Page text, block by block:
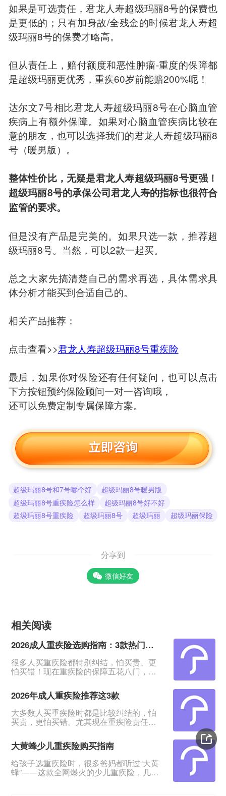
如果是可选责任，君龙人寿超级玛丽8号的保费也
是更低的；只有加身故/全残金的时候君龙人寿超
级玛丽8号的保费才略高。
但从责任上，赔付额度和恶性肿瘤-重度的保障都
是超级玛丽更优秀，重疾60岁前能赔200%呢！
达尔文7号相比君龙人寿超级玛丽8号在心脑血管
疾病上有额外保障。如果对心脑血管疾病比较在
意的朋友，也可以选择我们的君龙人寿超级玛丽8
号（暖男版）。
整体性价比，无疑是君龙人寿超级玛丽8号更强！
超级玛丽8号的承保公司君龙人寿的指标也很符合
监管的要求。
但是没有产品是完美的。如果只选一款，推荐超
级玛丽8号。当然，可以2款一起买。
总之大家先搞清楚自己的需求再选，具体需求具
体分析才能买到合适自己的。
相关产品推荐：
点击查看>>君龙人寿超级玛丽8号重疾险
最后，如果你对保险还有任何疑问，也可以点击
下方按钮预约保险顾问一对一咨询哦，
还可以免费定制专属保障方案。
超级玛丽8号和7号哪个好
超级玛丽8号暖男版
超级玛丽8号重疾险怎么样
超级玛丽8号好不好
超级玛丽8号重疾险
超级玛丽8号 超级玛丽 超级玛丽保险
分享到
微信好友
相关阅读
2026成人重疾险选购指南：3款热门产品全面测评
很多人买重疾险都特别纠结，怕买贵、更
怕买错！现在重疾险的保障五花八门，条
专门对比整理了2026年市面上口碑、性价
比都靠前的3款成人重疾险，不管你是预算
有限、身体健康，还是身体有点小异常、
不好投保，都能从中挑到合适的。&nbsp;
一、君龙超级玛丽16号Pro：普通人首选，
重疾险里的性价比王
2026年成人重疾险推荐这3款
大多数人买重疾险时都是比较纠结的，怕
买贵，更怕买错。尤其现在重疾险责任越
比整理，给大家挑出成人重疾险榜单前列
的3款产品，适合各种预算、不同身体状况
的人群。&nbsp;如果你打算买重疾险，如
果你带病投保，或者预算紧张，这3款产品
能满足你的需求。
大黄蜂少儿重疾险购买指南
给孩子选重疾险时，很多爸妈都听过“大黄
蜂”——这款全网爆火的少儿重疾险，几乎